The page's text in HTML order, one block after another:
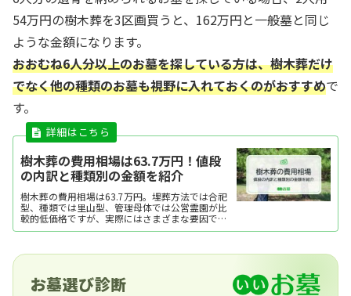
54万円の樹木葬を3区画買うと、162万円と一般墓と同じ
ような金額になります。
おおむね6人分以上のお墓を探している方は、樹木葬だけ
でなく他の種類のお墓も視野に入れておくのがおすすめで
す。
樹木葬の費用相場は63.7万円！値段
の内訳と種類別の金額を紹介
樹木葬の費用相場は63.7万円。埋葬方法では合祀
型、種類では里山型、管理母体では公営霊園が比
較的低価格ですが、実際にはさまざまな要因で費
用が変動します。ここでは、樹木葬の費用相場と
お墓選び診断